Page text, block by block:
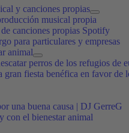
y canciones propias
musical propia
canciones propias Spotify
para particulares y empresas
animal
perros de los refugios de
gran fiesta benéfica en favor de
una buena causa | DJ GerreG
con el bienestar animal